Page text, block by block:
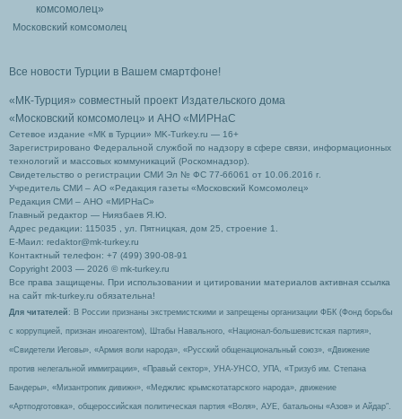
Московский комсомолец
Все новости Турции в Вашем смартфоне!
«МК-Турция» совместный проект Издательского дома
«Московский комсомолец» и АНО «МИРНаС
Сетевое издание «МК в Турции» MK-Turkey.ru — 16+
Зарегистрировано Федеральной службой по надзору в сфере связи, информационных
технологий и массовых коммуникаций (Роскомнадзор).
Свидетельство о регистрации СМИ Эл № ФС 77-66061 от 10.06.2016 г.
Учредитель СМИ – АО «Редакция газеты «Московский Комсомолец»
Редакция СМИ – АНО «МИРНаС»
Главный редактор — Ниязбаев Я.Ю.
Адрес редакции: 115035 , ул. Пятницкая, дом 25, строение 1.
Е-Маил: redaktor@mk-turkey.ru
Контактный телефон: +7 (499) 390-08-91
Copyright 2003 — 2026 © mk-turkey.ru
Все права защищены. При использовании и цитировании материалов активная ссылка
на сайт mk-turkey.ru обязательна!
Для читателей : В России признаны экстремистскими и запрещены организации ФБК (Фонд борьбы
с коррупцией, признан иноагентом), Штабы Навального, «Национал-большевистская партия»,
«Свидетели Иеговы», «Армия воли народа», «Русский общенациональный союз», «Движение
против нелегальной иммиграции», «Правый сектор», УНА-УНСО, УПА, «Тризуб им. Степана
Бандеры», «Мизантропик дивижн», «Меджлис крымскотатарского народа», движение
«Артподготовка», общероссийская политическая партия «Воля», АУЕ, батальоны «Азов» и Айдар″.